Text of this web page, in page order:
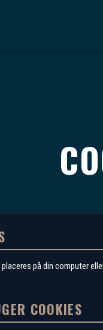
på din computer
COOKIES